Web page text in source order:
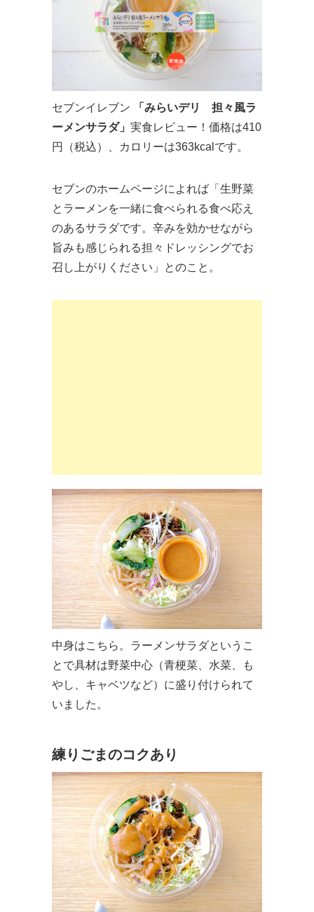
セブンイレブン
「みらいデリ 担々風ラ
ーメンサラダ」 実食レビュー！価格は410
円（税込）、カロリーは363kcalです。
セブンのホームページによれば「生野菜
とラーメンを一緒に食べられる食べ応え
のあるサラダです。辛みを効かせながら
旨みも感じられる担々ドレッシングでお
召し上がりください」とのこと。
中身はこちら。ラーメンサラダというこ
とで具材は野菜中心（青梗菜、水菜、も
やし、キャベツなど）に盛り付けられて
いました。
練りごまのコクあり